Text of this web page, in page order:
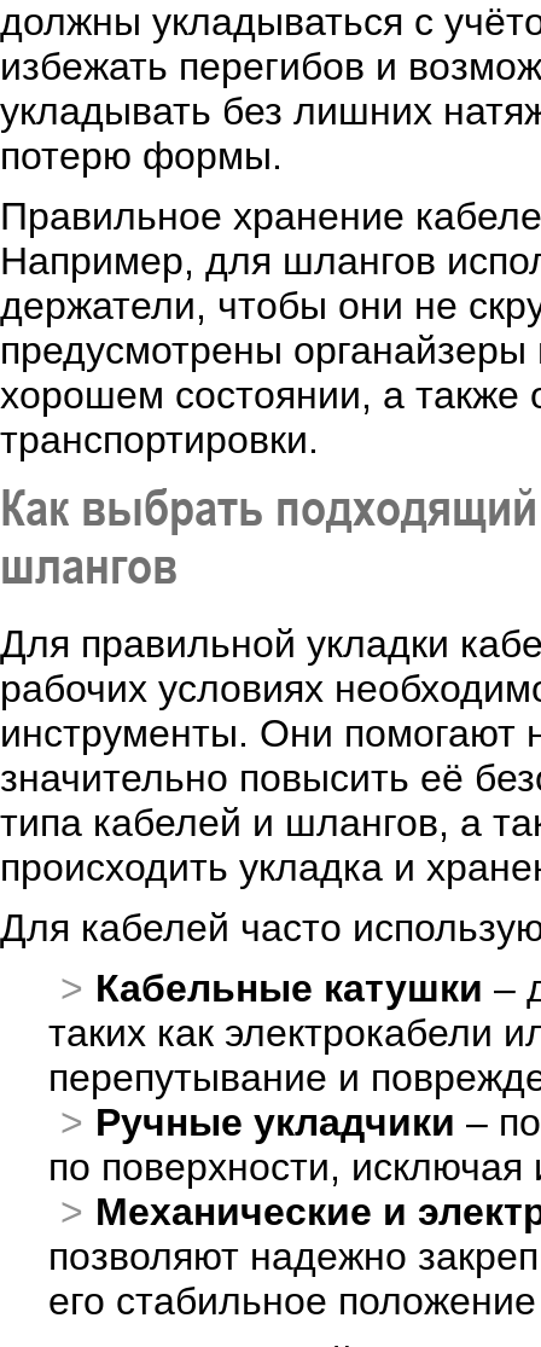
должны укладываться с
избежать перегибов и
укладывать без лишних
потерю формы.
Правильное хранение
Например, для шлангов
держатели, чтобы они не
предусмотрены органайзеры
хорошем состоянии, а также
транспортировки.
Как выбрать
шлангов
Для правильной укладки
рабочих условиях
инструменты. Они помогают
значительно повысить её
типа кабелей и шлангов, а
происходить укладка и
Для кабелей часто
Кабельные катушки –
таких как электрокабели
перепутывание и
Ручные укладчики –
по поверхности,
Механические и
позволяют надежно
его стабильное